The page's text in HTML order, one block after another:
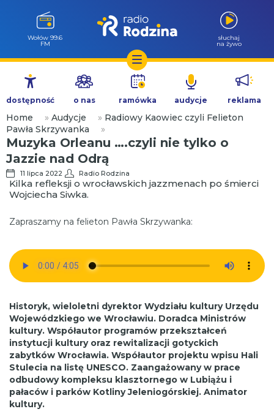
Przejdź
treści
Wołów 99.6
FM
słuchaj
na żywo
dostępność o nas ramówka audycje reklama
Home » Audycje » Radiowy Kaowiec czyli Felieton
Pawła Skrzywanka
»
Muzyka Orleanu ….czyli nie tylko o
Jazzie nad Odrą
11 lipca 2022 Radio Rodzina
Kilka refleksji o wrocławskich jazzmenach po śmierci
Wojciecha Siwka.
Zapraszamy na felieton Pawła Skrzywanka:
Historyk, wieloletni dyrektor Wydziału kultury Urzędu
Wojewódzkiego we Wrocławiu. Doradca Ministrów
kultury. Współautor programów przekształceń
instytucji kultury oraz rewitalizacji gotyckich
zabytków Wrocławia. Współautor projektu wpisu Hali
Stulecia na listę UNESCO. Zaangażowany w prace
odbudowy kompleksu klasztornego w Lubiążu i
pałaców i parków Kotliny Jeleniogórskiej. Animator
kultury.